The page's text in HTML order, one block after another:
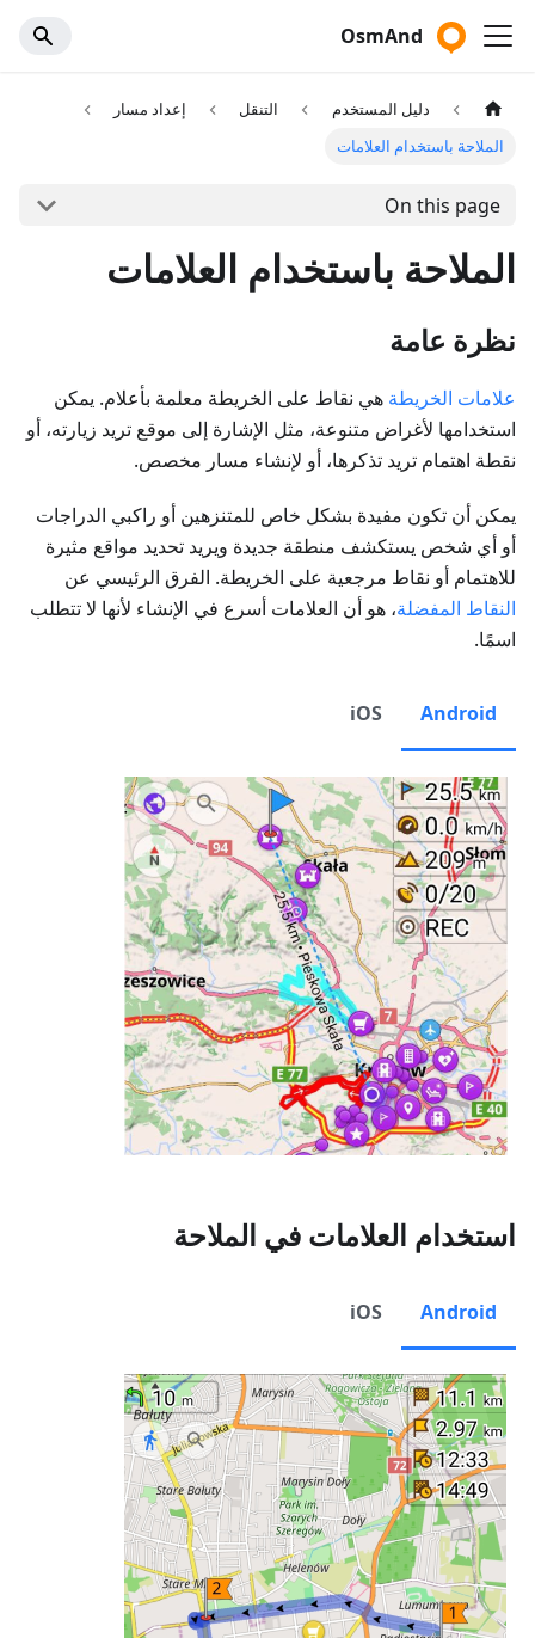
OsmAnd
دليل المستخدم التنقل
إعداد مسار
الملاحة باستخدام العلامات
On this page
الملاحة باستخدام العلامات
نظرة عامة
علامات الخريطة هي نقاط على الخريطة معلمة بأعلام. يمكن
استخدامها لأغراض متنوعة، مثل الإشارة إلى موقع تريد زيارته، أو
نقطة اهتمام تريد تذكرها، أو لإنشاء مسار مخصص.
يمكن أن تكون مفيدة بشكل خاص للمتنزهين أو راكبي الدراجات
أو أي شخص يستكشف منطقة جديدة ويريد تحديد مواقع مثيرة
للاهتمام أو نقاط مرجعية على الخريطة. الفرق الرئيسي عن
النقاط المفضلة، هو أن العلامات أسرع في الإنشاء لأنها لا تتطلب
اسمًا.
Android
iOS
استخدام العلامات في الملاحة
Android
iOS